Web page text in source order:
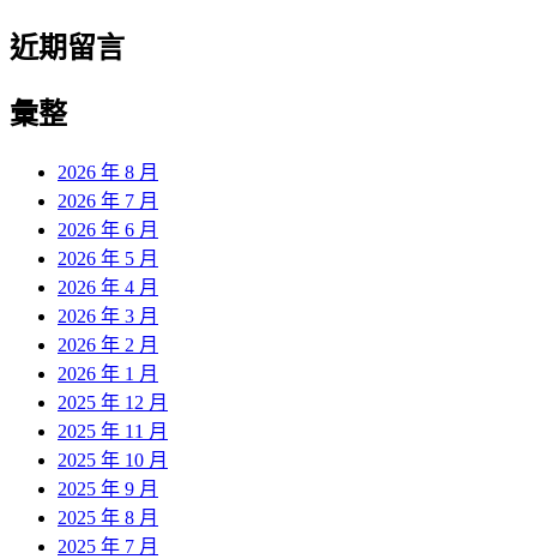
近期留言
彙整
2026 年 8 月
2026 年 7 月
2026 年 6 月
2026 年 5 月
2026 年 4 月
2026 年 3 月
2026 年 2 月
2026 年 1 月
2025 年 12 月
2025 年 11 月
2025 年 10 月
2025 年 9 月
2025 年 8 月
2025 年 7 月